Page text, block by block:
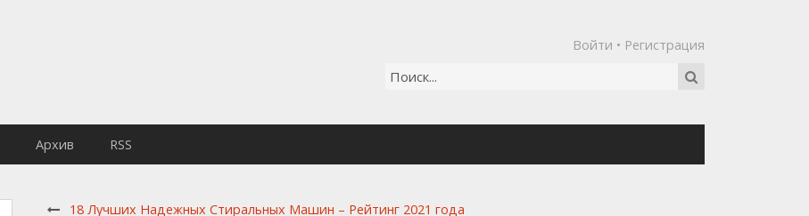
Войти • Регистрация
Архив RSS
18 Лучших Надежных Стиральных Машин – Рейтинг 2021 года